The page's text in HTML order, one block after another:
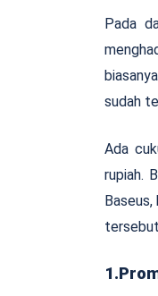
Pada
sudah
Ada
rupiah.